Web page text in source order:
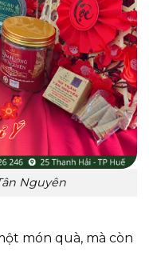
Nguyên
món quà, mà còn